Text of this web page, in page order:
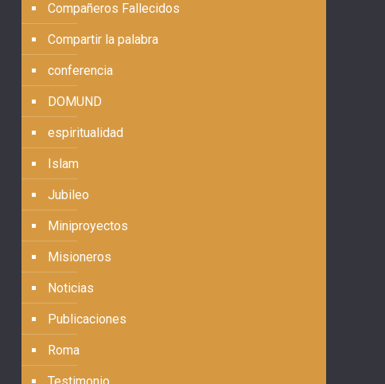
Compañeros Fallecidos
Compartir la palabra
conferencia
DOMUND
espiritualidad
Islam
Jubileo
Miniproyectos
Misioneros
Noticias
Publicaciones
Roma